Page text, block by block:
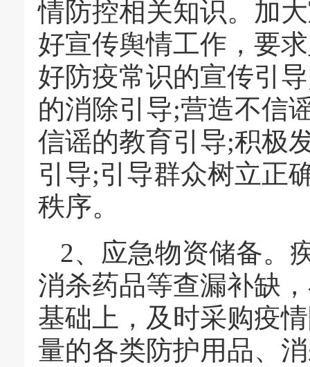
情防控相关知识。加
好宣传舆情工作，要
好防疫常识的宣传引
的消除引导;营造不信
信谣的教育引导;积极
引导;引导群众树立正
秩序。
2、应急物资储备。
消杀药品等查漏补缺
基础上，及时采购疫
量的各类防护用品、